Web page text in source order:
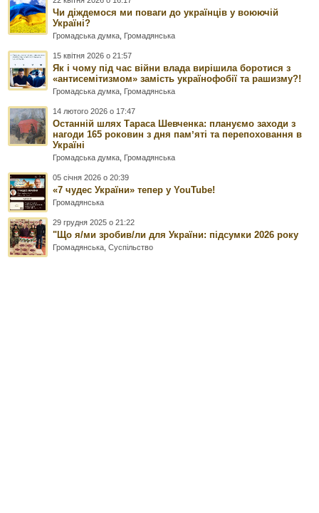
Чи діждемося ми поваги до українців у воюючій
Україні?
Громадська думка Громадянська
15 квітня 2026 о 21:57
Як і чому під час війни влада вирішила боротися з
«антисемітизмом» замість українофобії та рашизму?!
Громадська думка Громадянська
14 лютого 2026 о 17:47
Останній шлях Тараса Шевченка: плануємо заходи з
нагоди 165 роковин з дня памʼяті та перепоховання в
Україні
Громадська думка Громадянська
05 січня 2026 о 20:39
«7 чудес України» тепер у YouTube!
Громадянська
29 грудня 2025 о 21:22
"Що я/ми зробив/ли для України: підсумки 2026 року
Громадянська ,Суспільство